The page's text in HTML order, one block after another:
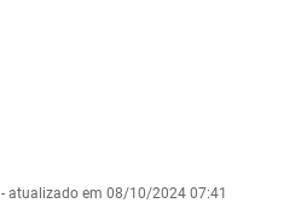
- atualizado em 08/10/2024 07:41